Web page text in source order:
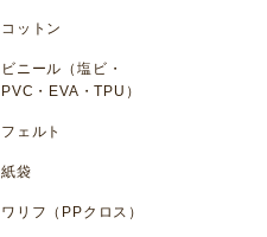
コットン
ビニール（塩ビ・
PVC・EVA・TPU）
フェルト
紙袋
ワリフ（PPクロス）